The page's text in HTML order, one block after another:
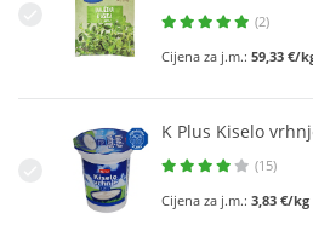
(2)
Cijena za j.m.: 59,33 €/
K Plus Kiselo
(15)
Cijena za j.m.: 3,83 €/kg